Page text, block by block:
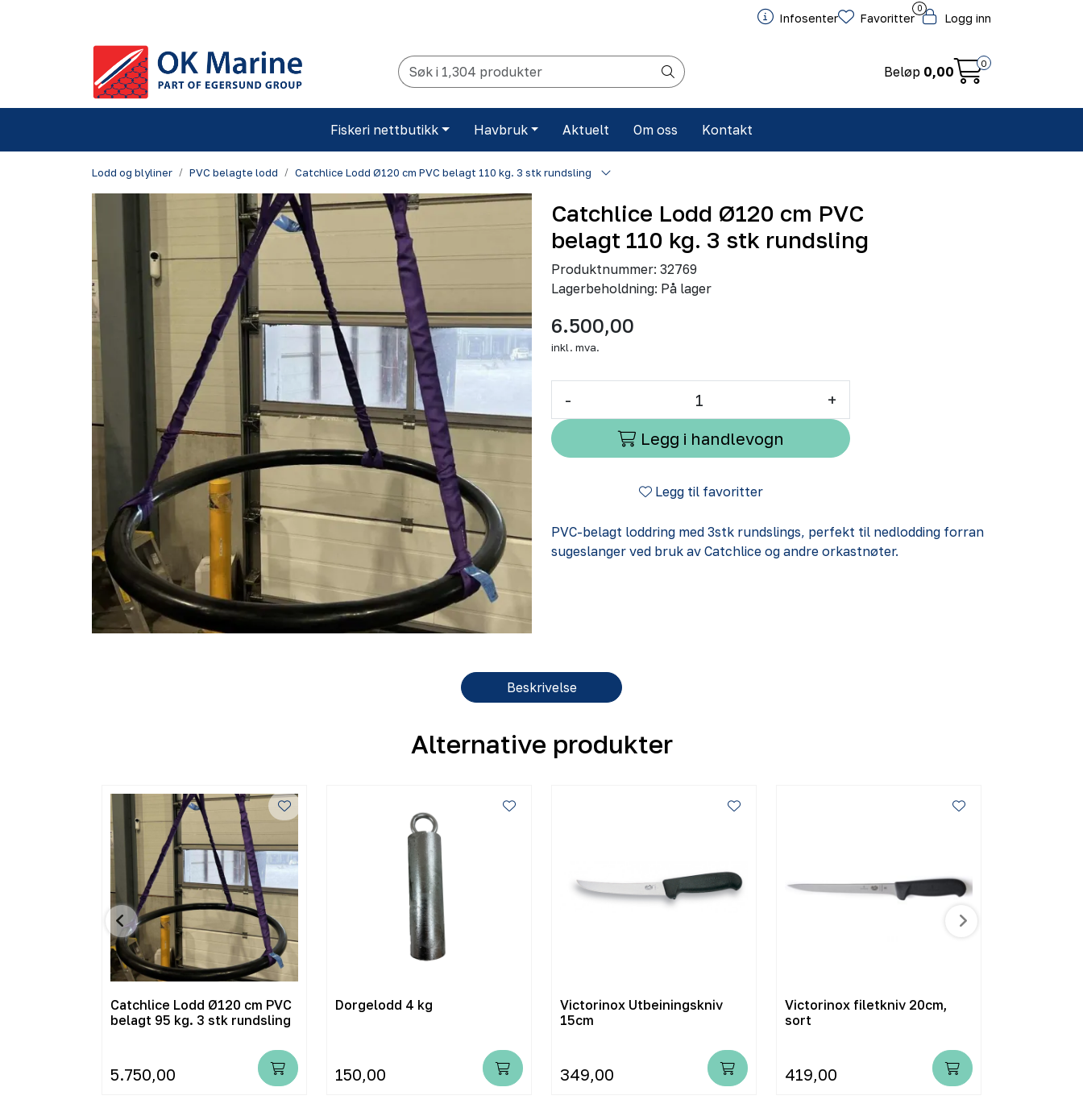
Infosenter
0
Favoritter Logg inn
Beløp 0,00
0
Fiskeri nettbutikk Havbruk Aktuelt Om oss Kontakt
Lodd og blyliner PVC belagte lodd Catchlice Lodd Ø120 cm PVC belagt 110 kg. 3 stk rundsling
Catchlice Lodd Ø120 cm PVC
belagt 110 kg. 3 stk rundsling
Produktnummer: 32769
Lagerbeholdning: På lager
6.500,00
inkl. mva.
-
+
Legg i handlevogn
Legg til favoritter
PVC-belagt loddring med 3stk rundslings, perfekt til nedlodding forran
sugeslanger ved bruk av Catchlice og andre orkastnøter.
Beskrivelse
Alternative produkter
Catchlice Lodd Ø120 cm PVC
belagt 95 kg. 3 stk rundsling
5.750,00
Dorgelodd 4 kg
150,00
Victorinox Utbeiningskniv
15cm
349,00
Victorinox filetkniv 20cm,
sort
419,00